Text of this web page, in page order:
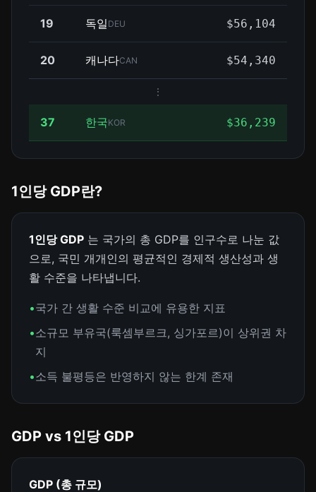
19 독일 DEU $56,104
20 캐나다CAN $54,340
⋮
37 한국KOR $36,239
1인당 GDP란?
1인당 GDP 는 국가의 총 GDP를 인구수로 나눈 값
으로, 국민 개개인의 평균적인 경제적 생산성과 생
활 수준을 나타냅니다.
•국가 간 생활 수준 비교에 유용한 지표
•소규모 부유국(룩셈부르크, 싱가포르)이 상위권 차
지
•소득 불평등은 반영하지 않는 한계 존재
GDP vs 1인당 GDP
GDP (총 규모)